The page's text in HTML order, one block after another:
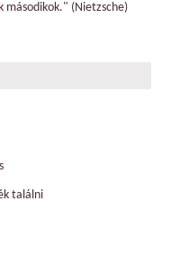
másodikok." (Nietzsche)
találni